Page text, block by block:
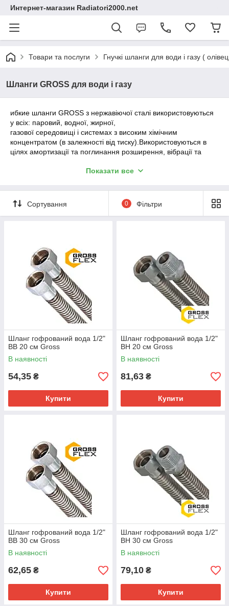
Интернет-магазин Radiatori2000.net
Товари та послуги Гнучкі шланги для води і газу (
Шланги GROSS для води і газу
ибкие шланги GROSS з нержавіючої сталі використовуються
у всіх: паровий, водної, жирної,
газової середовищі і системах з високим хімічним
концентратом (в залежності від тиску).Використовуються в
цілях амортизації та поглинання розширення, вібрації та
якої виготовлені шланги, стійкий до впливу метану, бутану,
в процесі експлуатації не втрачають споживчих властивостей
і зовнішнього вигляду.
Сфери застосування: системи опалення, вентиляції,
Показати все
Сортування 0 Фільтри
Шланг гофрований вода 1/2"
ВВ 20 см Gross
В наявності
54,35 ₴
Купити
Шланг гофрований вода 1/2"
ВН 20 см Gross
В наявності
81,63 ₴
Купити
Шланг гофрований вода 1/2"
ВВ 30 см Gross
В наявності
62,65 ₴
Купити
Шланг гофрований вода 1/2"
ВН 30 см Gross
В наявності
79,10 ₴
Купити